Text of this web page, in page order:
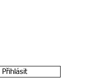
Přihlásit